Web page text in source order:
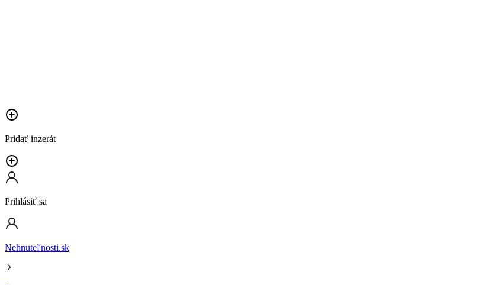
Pridať inzerát
Prihlásiť sa
Nehnuteľnosti.sk